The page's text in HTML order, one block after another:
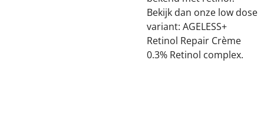
Bekijk dan onze low dose
variant: AGELESS+
Retinol Repair Crème
0.3% Retinol complex.